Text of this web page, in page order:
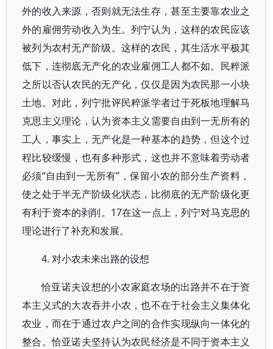
外的收入来源，否则就无法生存，甚至主要靠农业之
外的雇佣劳动收入为生。列宁认为，这样的农民应该
被列为农村无产阶级。这样的农民，其生活水平极其
低下，连彻底无产化的农业雇佣工人都不如。民粹派
之所以否认农民的无产化，仅仅是因为农民那一小块
土地。对此，列宁批评民粹派学者过于死板地理解马
克思主义理论，认为资本主义需要自由到一无所有的
工人，事实上，无产化是一种基本的趋势，但这个过
程比较缓慢，也有多种形式，这也并不意味着劳动者
必须“自由到一无所有”，保留小农的部分生产资料，
使之处于半无产阶级化状态，比彻底的无产阶级化更
有利于资本的剥削。17在这一点上，列宁对马克思的
理论进行了补充和发展。
4. 对小农未来出路的设想
恰亚诺夫设想的小农家庭农场的出路并不在于资
本主义式的大农吞并小农，也不在于社会主义集体化
农业，而在于通过农户之间的合作实现纵向一体化的
整合。恰亚诺夫坚持认为农民经济是不同于资本主义